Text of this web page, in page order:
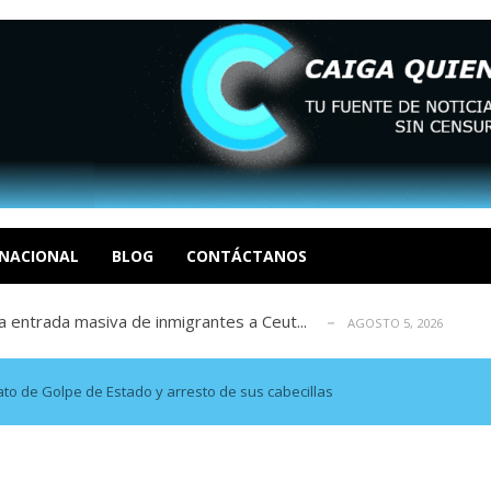
BLOG CONTÁCTANOS
I por la libertad inmediata de l... AGOSTO 5, 2026
revisión de su solicitud de l... AGOSTO 5, 2026
según ONG AGOSTO 5, 2026
entrada masiva de inmigrantes a Ceut...
La tragedia de Venezuela no admi... AGOSTO 5, 2026
I por la libertad inmediata de l... AGOSTO 5, 2026
revisión de su solicitud de l...
según ONG AGOSTO 5, 2026
de Golpe de Estado y arresto de sus cabecillas